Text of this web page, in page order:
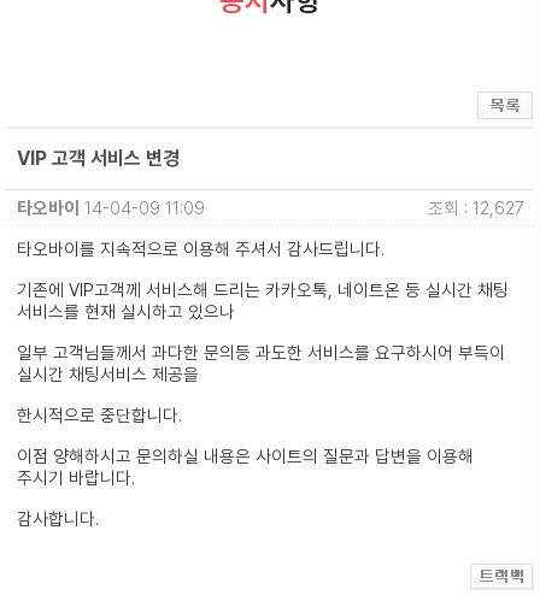
VIP 고객 서비스 변경
타오바이 14-04-09 11:09
조회 : 12,627
타오바이를 지속적으로 이용해 주셔서 감사드립니다.
기존에 VIP고객께 서비스해 드리는 카카오톡, 네이트온 등 실시간 채팅
서비스를 현재 실시하고 있으나
일부 고객님들께서 과다한 문의등 과도한 서비스를 요구하시어 부득이
실시간 채팅서비스 제공을
한시적으로 중단합니다.
이점 양해하시고 문의하실 내용은 사이트의 질문과 답변을 이용해
주시기 바랍니다.
감사합니다.